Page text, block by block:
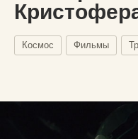
Космос Фильмы